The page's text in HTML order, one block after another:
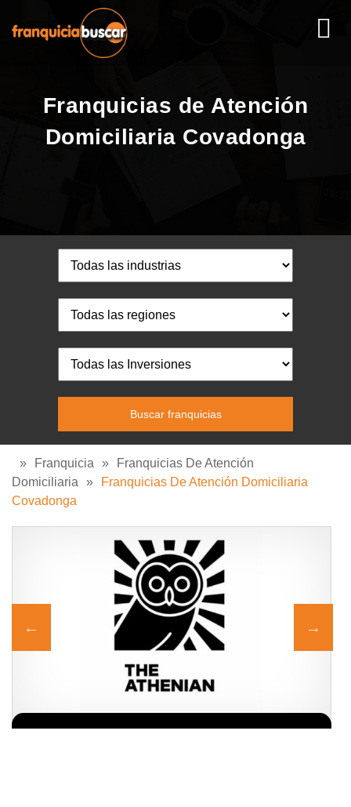
Franquicias de Atención
Domiciliaria Covadonga
» Franquicia »
Franquicias De Atención
Domiciliaria
»
Franquicias De Atención Domiciliaria
Covadonga